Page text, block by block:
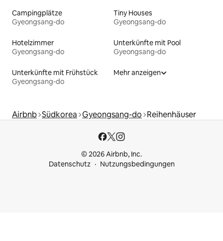
Campingplätze
Gyeongsang-do
Tiny Houses
Gyeongsang-do
Hotelzimmer
Gyeongsang-do
Unterkünfte mit Pool
Gyeongsang-do
Unterkünfte mit Frühstück
Gyeongsang-do
Mehr anzeigen
Airbnb Südkorea Gyeongsang-do Reihenhäuser
© 2026 Airbnb, Inc.
Datenschutz
Nutzungsbedingungen